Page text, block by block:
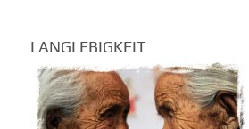
LANGLEBIGKEIT